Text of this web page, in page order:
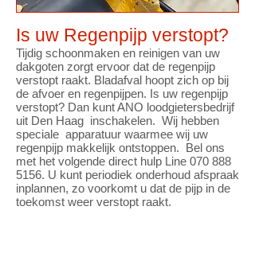
Is uw Regenpijp verstopt?
Tijdig schoonmaken en reinigen van uw
dakgoten zorgt ervoor dat de regenpijp
verstopt raakt. Bladafval hoopt zich op bij
de afvoer en regenpijpen. Is uw regenpijp
verstopt? Dan kunt ANO loodgietersbedrijf
uit Den Haag inschakelen. Wij hebben
speciale apparatuur waarmee wij uw
regenpijp makkelijk ontstoppen. Bel ons
met het volgende direct hulp Line 070 888
5156. U kunt periodiek onderhoud afspraak
inplannen, zo voorkomt u dat de pijp in de
toekomst weer verstopt raakt.